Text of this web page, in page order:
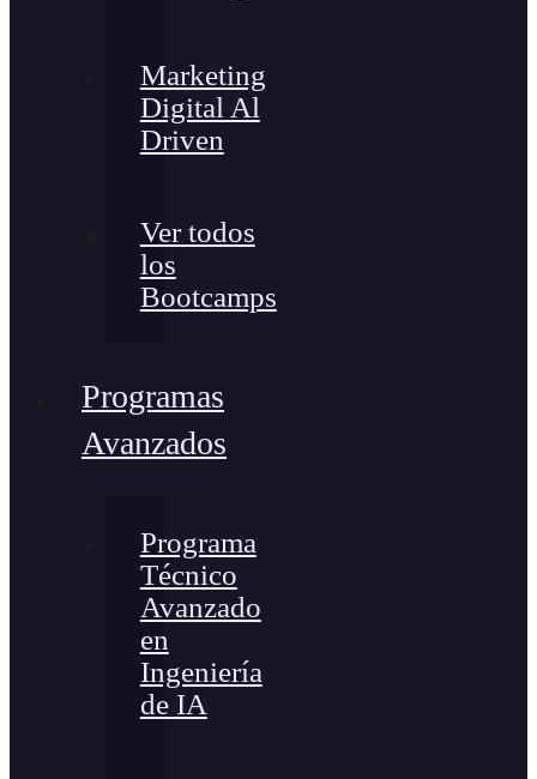
Marketing
Digital Al
Driven
Ver todos
los
Bootcamps
Programas
Avanzados
Programa
Técnico
Avanzado
en
Ingeniería
de IA